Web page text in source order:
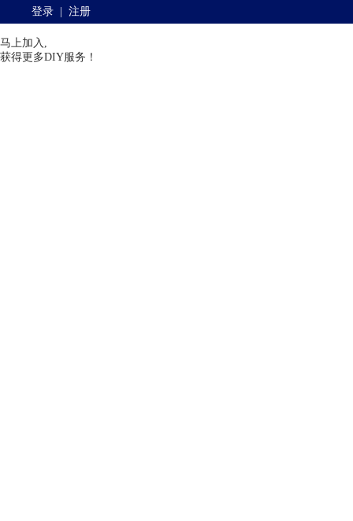
登录 注册
马上加入,
获得更多DIY服务！